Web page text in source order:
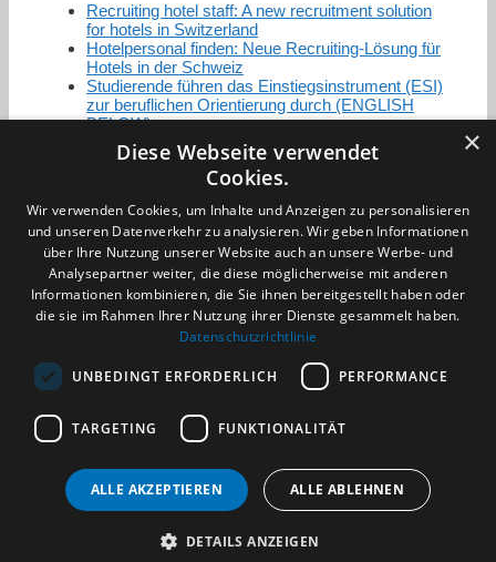
Recruiting hotel staff: A new recruitment solution
for hotels in Switzerland
Hotelpersonal finden: Neue Recruiting-Lösung für
Hotels in der Schweiz
Studierende führen das Einstiegsinstrument (ESI)
zur beruflichen Orientierung durch (ENGLISH
BELOW)
Zertifizierung / Mitgliedschaften
Datenschutzerklärung
Benachrichtigungsservice
Kontakt und Anfahrt
(c) 2026 TALENTBRÜCKE GmbH & Co. KG
×
Diese Webseite verwendet
Cookies.
Wir verwenden Cookies, um Inhalte und Anzeigen zu personalisieren
und unseren Datenverkehr zu analysieren. Wir geben Informationen
über Ihre Nutzung unserer Website auch an unsere Werbe- und
Analysepartner weiter, die diese möglicherweise mit anderen
Informationen kombinieren, die Sie ihnen bereitgestellt haben oder
die sie im Rahmen Ihrer Nutzung ihrer Dienste gesammelt haben.
Datenschutzrichtlinie
UNBEDINGT ERFORDERLICH PERFORMANCE
TARGETING FUNKTIONALITÄT
ALLE AKZEPTIEREN ALLE ABLEHNEN
DETAILS ANZEIGEN